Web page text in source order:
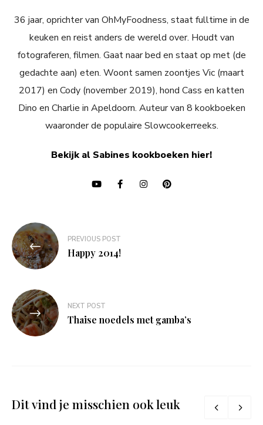
36 jaar, oprichter van OhMyFoodness, staat fulltime in de
keuken en reist anders de wereld over. Houdt van
fotograferen, filmen. Gaat naar bed en staat op met (de
gedachte aan) eten. Woont samen zoontjes Vic (maart
2017) en Cody (november 2019), hond Cass en katten
Dino en Charlie in Apeldoorn. Auteur van 8 kookboeken
waaronder de populaire Slowcookerreeks.
Bekijk al Sabines kookboeken hier!
Bericht
navigatie
PREVIOUS POST
Happy 2014!
NEXT POST
Thaise noedels met gamba’s
Dit vind je misschien ook leuk